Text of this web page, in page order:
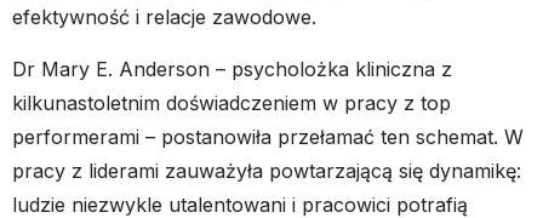
efektywność i relacje zawodowe.
Dr Mary E. Anderson – psycholożka kliniczna z
kilkunastoletnim doświadczeniem w pracy z top
performerami – postanowiła przełamać ten schemat. W
pracy z liderami zauważyła powtarzającą się dynamikę:
ludzie niezwykle utalentowani i pracowici potrafią